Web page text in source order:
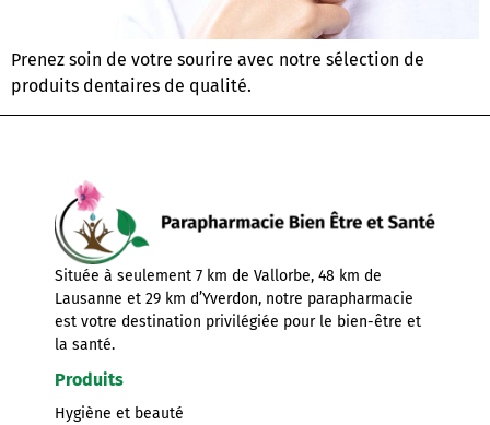
Prenez soin de votre sourire avec notre sélection de
produits dentaires de qualité.
Située à seulement 7 km de Vallorbe, 48 km de
Lausanne et 29 km d’Yverdon, notre parapharmacie
est votre destination privilégiée pour le bien-être et
la santé.
Produits
Hygiène et beauté